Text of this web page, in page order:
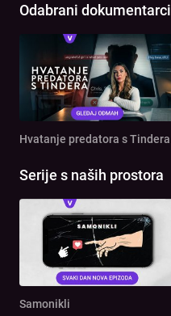
Odabrani dokumentarci
Hvatanje predatora s Tindera
Serije s naših prostora
Samonikli